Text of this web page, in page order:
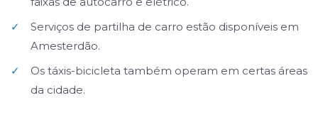
✓
Serviços de partilha de carro estão disponíveis em
Amesterdão.
✓
Os táxis-bicicleta também operam em certas áreas
da cidade.